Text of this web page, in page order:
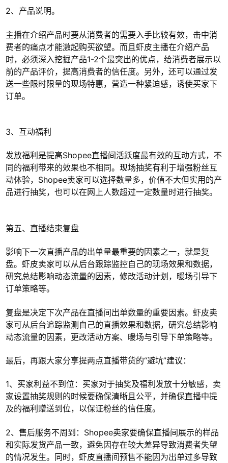
2、产品说明。
主播在介绍产品时要从消费者的需要入手比较有效，击中消
费者的痛点才能激起购买欲望。而且虾皮主播在介绍产品
时，必须深入挖掘产品1-2个最突出的优点，给消费者展示以
前的产品评价，提高消费者的信任度。另外，还可以通过发
送一些限时限量的现场特惠，营造一种紧迫感，诱使买家下
订单。
3、互动福利
发放福利是提高Shopee直播间活跃度最有效的互动方式，不
同的福利带来的效果也不相同。现场抽奖有利于增强粉丝互
动体验，Shopee卖家可以选择数量多，价值不大但实用的产
品进行抽奖，也可以在网上人数超过一定数量时进行抽奖。
第五、直播结束复盘
影响下一次直播产品的出单量最重要的因素之一，就是复
盘。虾皮卖家可以从后台跟踪监控自己的现场效果和数据，
研究总结影响动态流量的因素，修改活动计划，暖场引导下
订单策略等。
复盘是决定下次产品在直播间出单数量的重要因素。虾皮卖
家可从后台追踪监测自己的直播效果和数据，研究总结影响
动态流量的因素，更改活动方案、暖场与引导下单策略等。
最后，再跟大家分享提两点直播带货的“避坑”建议：
1、买家利益不到位：买家对于抽奖及福利发放十分敏感，卖
家设置抽奖规则的时候要确保清晰且公平，并确保直播中提
及的福利赠送到位，以保证粉丝的信任度。
2、售后服务不周到：Shopee卖家要确保直播间展示的样品
和实际发货产品一致，避免因存在较大差异导致消费者失望
的情况发生。同时，虾皮直播间预售不能因为出单过多导致